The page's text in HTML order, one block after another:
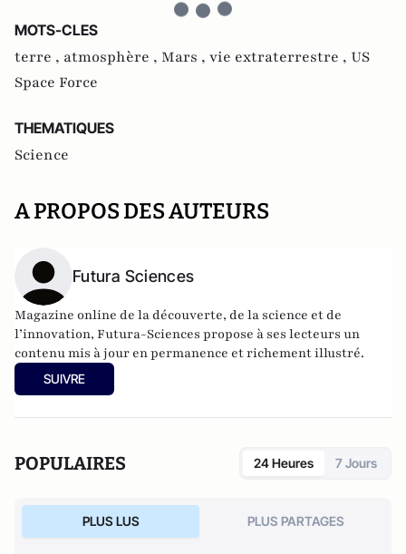
MOTS-CLES
terre , atmosphère , Mars , vie extraterrestre , US
Space Force
THEMATIQUES
Science
A PROPOS DES AUTEURS
Futura Sciences
Magazine online de la découverte, de la science et de
l’innovation, Futura-Sciences propose à ses lecteurs un
contenu mis à jour en permanence et richement illustré.
SUIVRE
POPULAIRES 24 Heures 7 Jours
PLUS LUS PLUS PARTAGES